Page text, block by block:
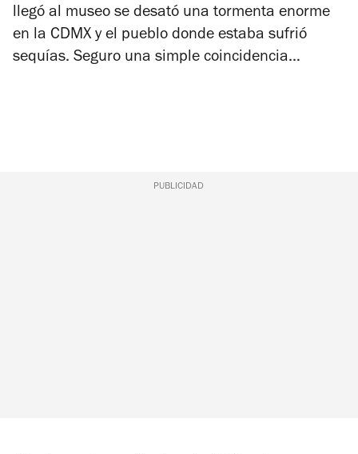
llegó al museo se desató una tormenta enorme
en la CDMX y el pueblo donde estaba sufrió
sequías. Seguro una simple coincidencia…
PUBLICIDAD